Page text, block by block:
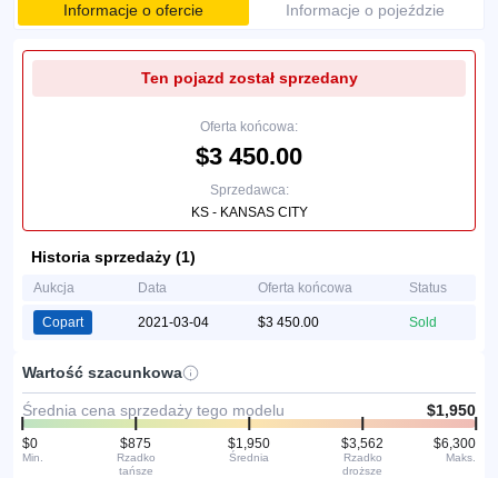
Informacje o ofercie Informacje o pojeździe
Ten pojazd został sprzedany
Oferta końcowa:
$3 450.00
Sprzedawca:
KS - KANSAS CITY
Historia sprzedaży (1)
Aukcja Data Oferta końcowa Status
Copart 2021-03-04 $3 450.00 Sold
Wartość szacunkowa
Średnia cena sprzedaży tego modelu $1,950
$0
Min.
$875
Rzadko
tańsze
$1,950
Średnia
$3,562
Rzadko
droższe
$6,300
Maks.